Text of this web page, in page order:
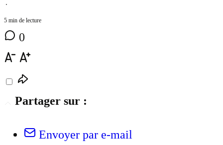
⋅
5 min de lecture
0
Partager sur :
Envoyer par e-mail